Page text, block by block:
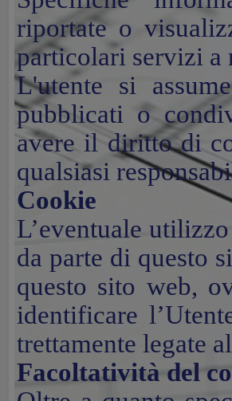
riportate o
particolari servizi a
L'utente si
pubblicati o
avere il diritto di
qualsiasi
Cookie
L’eventuale
da parte di questo
questo sito web,
identificare
trettamente legate
Facoltatività del